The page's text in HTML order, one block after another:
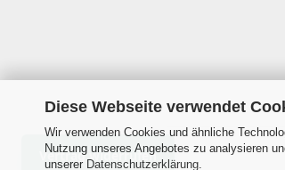
Diese Webseite verwendet
Wir verwenden Cookies und ähnliche
Nutzung unseres Angebotes zu analysieren
unserer Datenschutzerklärung.
Vertrag widerrufen